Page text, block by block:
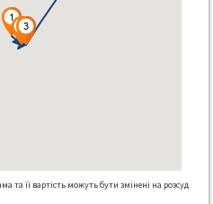
та її вартість можуть бути змінені на розсуд